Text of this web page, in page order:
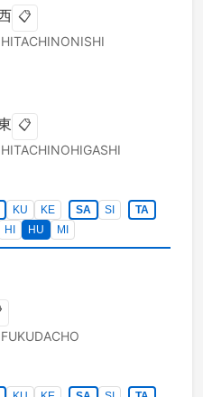
📋
HITACHINONISHI
📋
HITACHINOHIGASHI
KU KE SA SI
TA
HI HU MI
FUKUDACHO